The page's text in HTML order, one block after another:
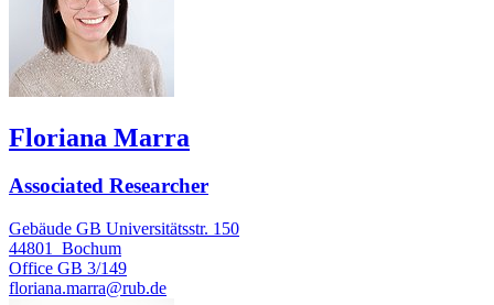
Floriana Marra
Associated Researcher
Gebäude GB Universitätsstr. 150
44801
Bochum
Office GB 3/149
floriana.marra@rub.de